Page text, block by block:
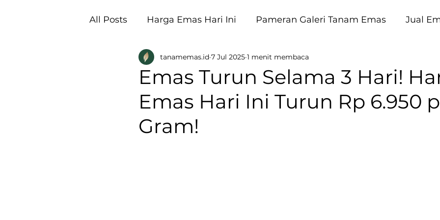
All Posts Harga Emas Hari Ini Pameran Galeri Tanam Emas Jual
Pembukaan Galeri Tanam Emas
Emas Turun Selama 3 Hari!
Emas Hari Ini Turun Rp 6.950
Gram!
tanamemas.id 7 Jul 2025 1 menit membaca